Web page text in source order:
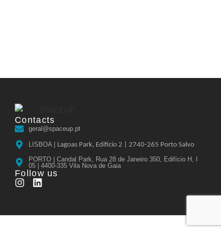
Contacts
geral@spaceup.pt
LISBOA | Lagoas Park, Edifício 2 | 2740-265 Porto Salvo
PORTO | Candal Park, Rua 28 de Janeiro 350, Edifício H, I
05 | 4400-335 Vila Nova de Gaia
Follow us